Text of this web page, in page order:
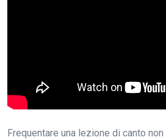
Frequentare una lezione di canto